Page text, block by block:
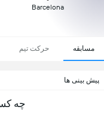
Barcelona
مسابقه حرکت تیم
پیش بینی ها
چه